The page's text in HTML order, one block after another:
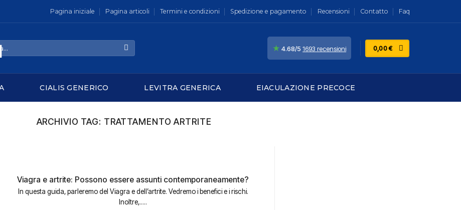
Pagina iniziale Pagina articoli Termini e condizioni Spedizione e pagamento Recensioni Contatto Faq
★ 4.68/5 1693 recensioni 0,00€
CIALIS GENERICO LEVITRA GENERICA EIACULAZIONE PRECOCE
ARCHIVIO TAG: TRATTAMENTO ARTRITE
Viagra e artrite: Possono essere assunti contemporaneamente?
In questa guida, parleremo del Viagra e dell’artrite. Vedremo i benefici e i rischi.
Inoltre,.....